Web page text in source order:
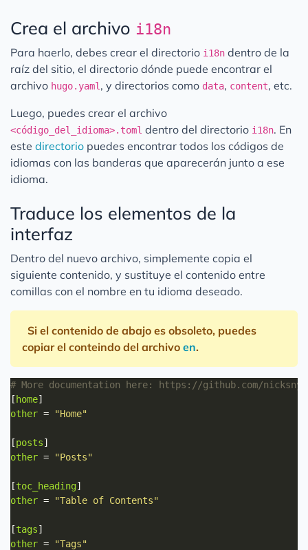
Ejemplo de link externo
Contribuyendo
Migración de V3 a V4
Crea el archivo i18n
Para haerlo, debes crear el directorio i18n dentro de la
raíz del sitio, el directorio dónde puede encontrar el
archivo hugo.yaml, y directorios como data, content, etc.
Luego, puedes crear el archivo
<código_del_idioma>.toml dentro del directorio i18n. En
este directorio puedes encontrar todos los códigos de
idiomas con las banderas que aparecerán junto a ese
idioma.
Traduce los elementos de la
interfaz
Dentro del nuevo archivo, simplemente copia el
siguiente contenido, y sustituye el contenido entre
comillas con el nombre en tu idioma deseado.
Si el contenido de abajo es obsoleto, puedes
copiar el conteindo del archivo en.
# More documentation here: https://github.com/
[ home
other = "Home"
[posts
other = "Posts"
[toc_heading
other = "Table of Contents"
[tags
other = "Tags"